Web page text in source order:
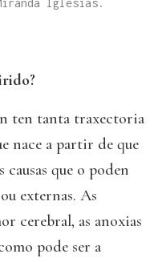
Iglesias.
ten tanta traxectoria
nace a partir de que
que o poden
externas. As
cerebral, as anoxias
pode ser a